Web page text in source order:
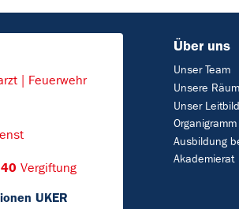
| Feuerwehr
Vergiftung
UKER
Über uns
Unser Team
Unsere
Unser Leitbild
Organigramm
Ausbildung
Akademierat